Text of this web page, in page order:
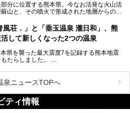
パターンに分類し、合計10施設を厳選して
めぐりの参考にして下さいね！
分に位置する熊本県。今なお活発な火山活
山と、その噴火で形成された地層からの湧
、県内の至るところから温泉が湧いている温
。山鹿温泉、玉名温泉、黒川温泉、人吉温
が豊富です。なかでも注目のスーパー銭湯
ました。
風荘．」と「垂玉温泉 瀧日和」、熊
して新しくなった2つの温泉
県を襲った最大震度7を記録する熊本地震
たらしました。
村の「地獄温泉 清風荘」、そして「清風
ど離れた「垂玉（たるたま）温泉 山口旅
の地震による土砂崩れなどのために、一時
もしかしたらこの時のニュースで、「地獄
泉」の名前を知った人もいるかもしれませ
泉ニュースTOPへ
ティ情報